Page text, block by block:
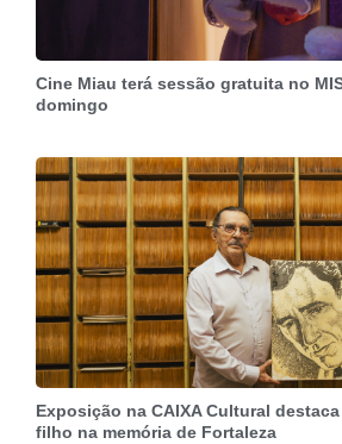
Cine Miau terá sessão gratuita no
domingo
Exposição na CAIXA Cultural
filho na memória de Fortaleza